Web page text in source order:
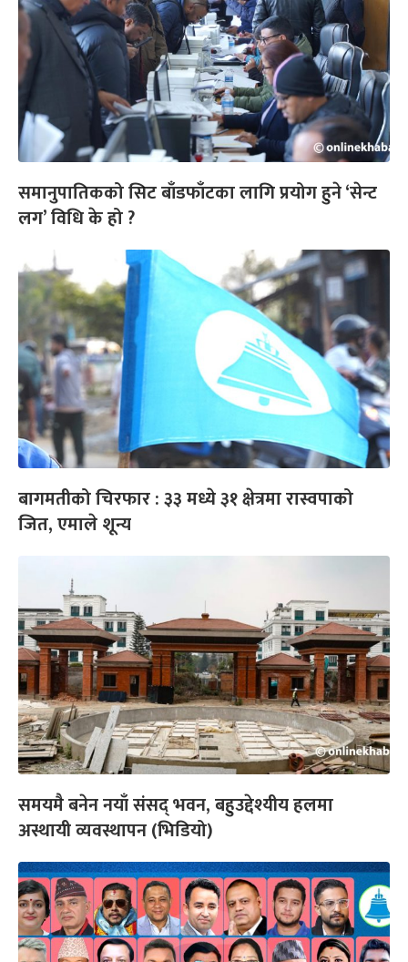
समानुपातिकको सिट बाँडफाँटका लागि प्रयोग हुने ‘सेन्ट
लग’ विधि के हो ?
बागमतीको चिरफार : ३३ मध्ये ३१ क्षेत्रमा रास्वपाको
जित, एमाले शून्य
समयमै बनेन नयाँ संसद् भवन, बहुउद्देश्यीय हलमा
अस्थायी व्यवस्थापन (भिडियो)